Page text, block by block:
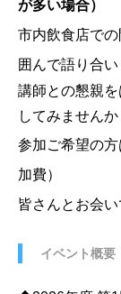
が多い場合）
市内飲食店での
囲んで語り合い
講師との懇親
してみませんか
参加ご希望の
加費）
皆さんとお会
イベント概要